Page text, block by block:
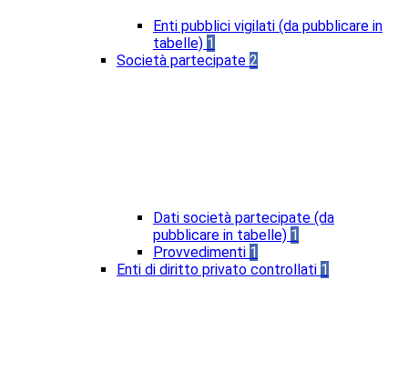
Enti pubblici vigilati (da pubblicare in
tabelle) 1
Società partecipate 2
Dati società partecipate (da
pubblicare in tabelle) 1
Provvedimenti 1
Enti di diritto privato controllati 1